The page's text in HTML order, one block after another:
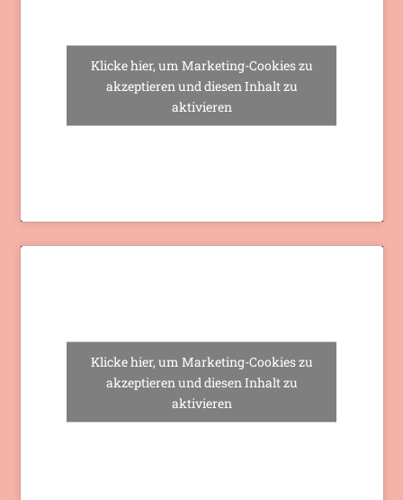
Klicke hier, um Marketing-Cookies zu
akzeptieren und diesen Inhalt zu
aktivieren
Klicke hier, um Marketing-Cookies zu
akzeptieren und diesen Inhalt zu
aktivieren